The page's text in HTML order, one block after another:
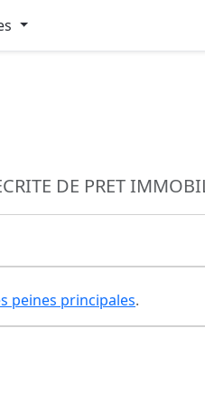
DE PRET
peines principales.